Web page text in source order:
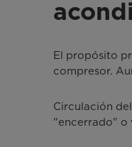
El propósito
compresor.
Circulación
"encerrado" o